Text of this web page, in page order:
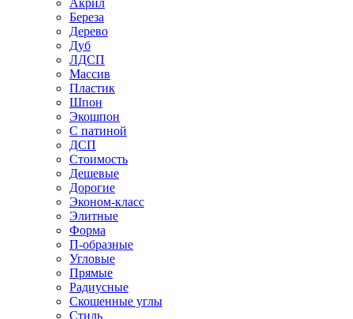
Акрил
Береза
Дерево
Дуб
ЛДСП
Массив
Пластик
Шпон
Экошпон
С патиной
ДСП
Стоимость
Дешевые
Дорогие
Эконом-класс
Элитные
Форма
П-образные
Угловые
Прямые
Радиусные
Скошенные углы
Стиль